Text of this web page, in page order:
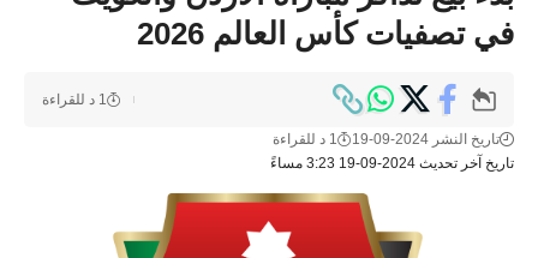
في تصفيات كأس العالم 2026
تاريخ آخر تحديث 2024-09-19 3:23 مساءً
تاريخ النشر 2024-09-19 1 د للقراءة
1 د للقراءة